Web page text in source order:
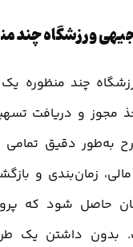
ورزشگاه چند
چند منظوره
مجوز و دریافت
به‌طور دقیق تمامی
زمان‌بندی و
حاصل شود که
بدون داشتن یک